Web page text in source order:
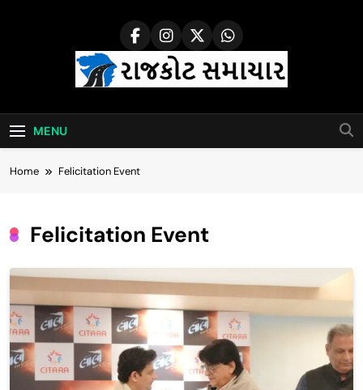
Rajkot Samachar
MENU
Home Felicitation Event
Felicitation Event